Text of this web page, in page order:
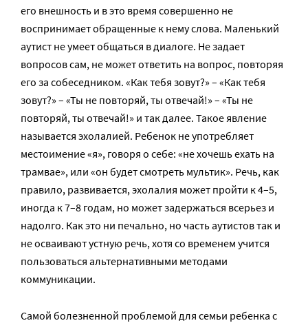
его внешность и в это время совершенно не
воспринимает обращенные к нему слова. Маленький
аутист не умеет общаться в диалоге. Не задает
вопросов сам, не может ответить на вопрос, повторяя
его за собеседником. «Как тебя зовут?» – «Как тебя
зовут?» – «Ты не повторяй, ты отвечай!» – «Ты не
повторяй, ты отвечай!» и так далее. Такое явление
называется эхолалией. Ребенок не употребляет
местоимение «я», говоря о себе: «не хочешь ехать на
трамвае», или «он будет смотреть мультик». Речь, как
правило, развивается, эхолалия может пройти к 4–5,
иногда к 7–8 годам, но может задержаться всерьез и
надолго. Как это ни печально, но часть аутистов так и
не осваивают устную речь, хотя со временем учится
пользоваться альтернативными методами
коммуникации.
Самой болезненной проблемой для семьи ребенка с